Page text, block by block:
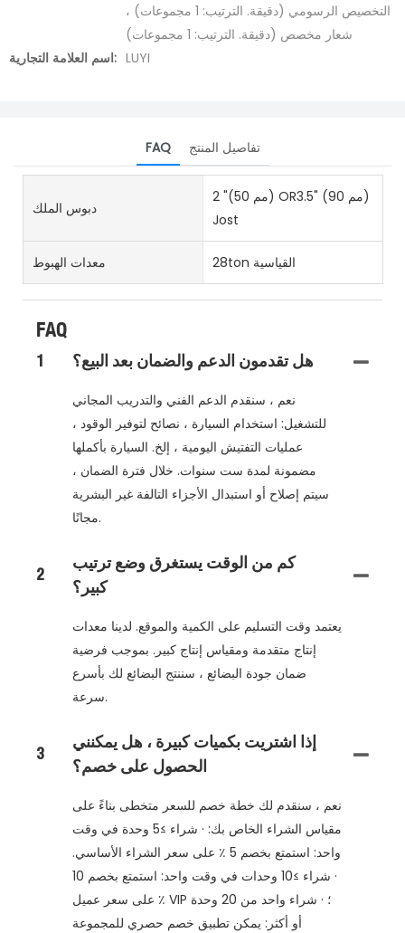
التخصيص الرسومي (دقيقة. الترتيب: 1 مجموعات) ،
شعار مخصص (دقيقة. الترتيب: 1 مجموعات)
اسم العلامة التجارية: LUYI
FAQ تفاصيل المنتج
دبوس الملك
2 "(50 مم) OR3.5" (90 مم)
Jost
معدات الهبوط 28ton القياسية
FAQ
1 هل تقدمون الدعم والضمان بعد البيع؟
نعم ، سنقدم الدعم الفني والتدريب المجاني
للتشغيل: استخدام السيارة ، نصائح لتوفير الوقود ،
عمليات التفتيش اليومية ، إلخ. السيارة بأكملها
مضمونة لمدة ست سنوات. خلال فترة الضمان ،
سيتم إصلاح أو استبدال الأجزاء التالفة غير البشرية
مجانًا.
2
كم من الوقت يستغرق وضع ترتيب
كبير؟
يعتمد وقت التسليم على الكمية والموقع. لدينا معدات
إنتاج متقدمة ومقياس إنتاج كبير. بموجب فرضية
ضمان جودة البضائع ، سننتج البضائع لك بأسرع
سرعة.
3
إذا اشتريت بكميات كبيرة ، هل يمكنني
الحصول على خصم؟
نعم ، سنقدم لك خطة خصم للسعر متخطى بناءً على
مقياس الشراء الخاص بك: · شراء ≥5 وحدة في وقت
واحد: استمتع بخصم 5 ٪ على سعر الشراء الأساسي.
· شراء ≥10 وحدات في وقت واحد: استمتع بخصم 10
٪ على سعر عميل VIP ؛ · شراء واحد من 20 وحدة
أو أكثر: يمكن تطبيق خصم حصري للمجموعة